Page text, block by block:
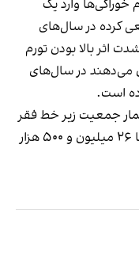
خوراکی‌ها وارد یک
کرده در سال‌های
اثر بالا بودن تورم
می‌دهند در سال‌های
است.
جمعیت زیر خط فقر
ایران را بین ۲۵ میلیون و ۵۰۰ هزار نفر تا ۲۶ میلیون و ۵۰۰ هزار